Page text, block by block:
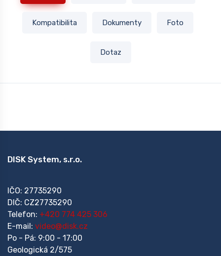
Kompatibilita Dokumenty Foto
Dotaz
DISK System, s.r.o.
IČO: 27735290
DIČ: CZ27735290
Telefon: +420 774 425 306
E-mail: video@disk.cz
Po - Pá: 9:00 - 17:00
Geologická 2/575